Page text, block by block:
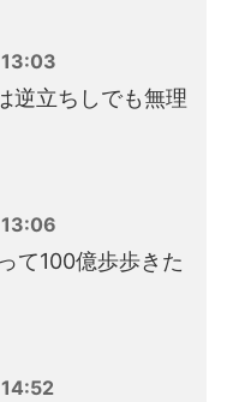
逆立ちしでも無理
て100億歩歩きた